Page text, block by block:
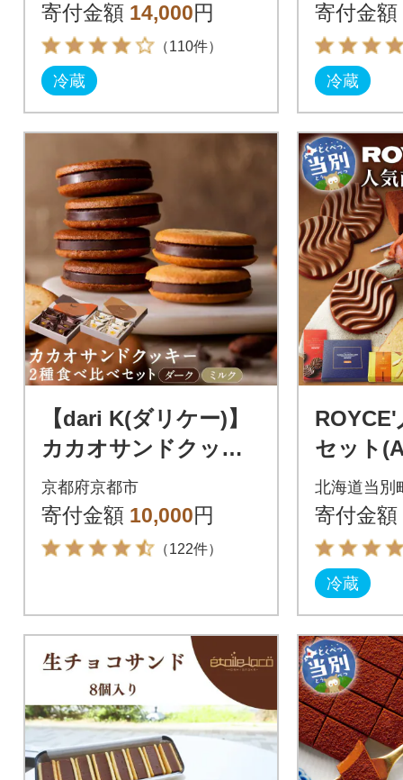
寄付金額 14,000円
（110件）
冷蔵
[石垣の
チョコ
寄付金額
冷蔵
【dari K(ダリケー)】
カカオサンドクッキ
ー2種 (ダーク・ミル
ク)| 京都 スイーツ 人
気
京都府京都市
寄付金額 10,000円
（122件）
ROYCE'
セット
北海道当別
寄付金額
冷蔵